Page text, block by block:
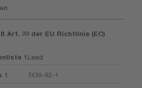
Art. 33 der EU Richtlinie (EC)
1 Lead
1 7439-92-1